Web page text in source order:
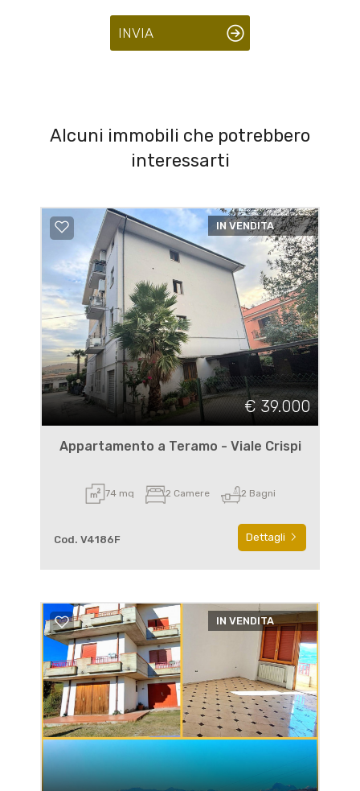
INVIA
Alcuni immobili che potrebbero
interessarti
IN VENDITA
€ 39.000
Appartamento a Teramo - Viale Crispi
74 mq 2 Camere 2 Bagni
Cod. V4186F Dettagli
IN VENDITA